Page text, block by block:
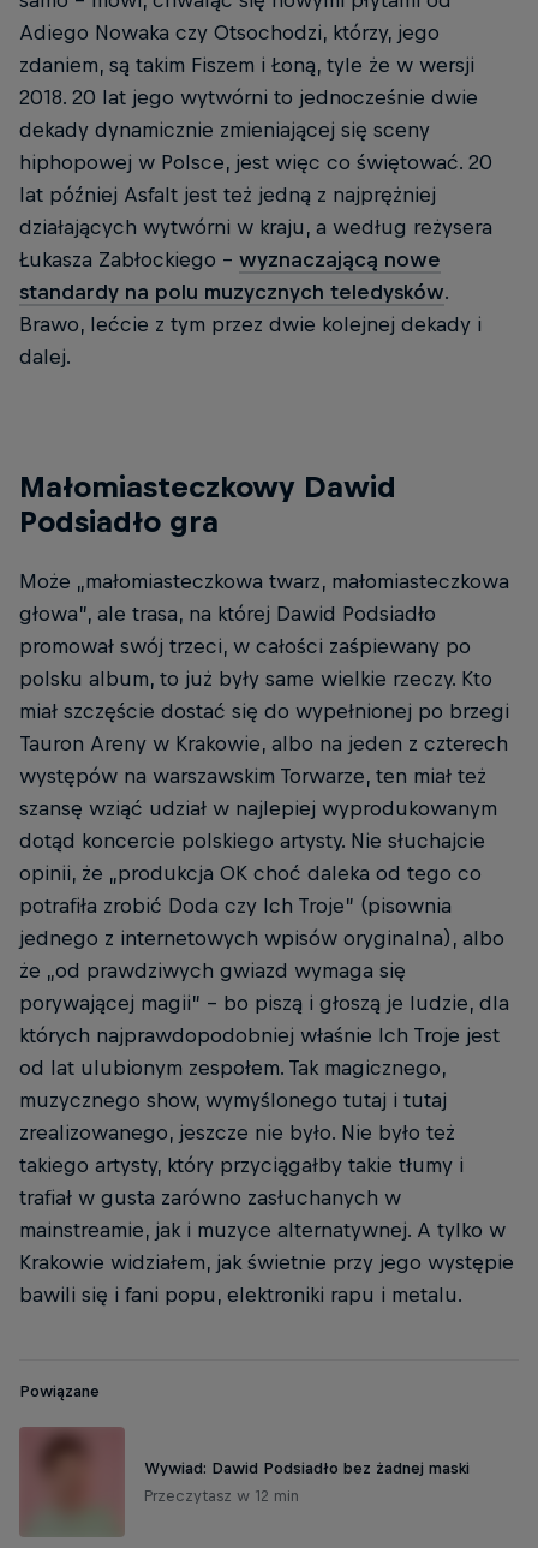
Adiego Nowaka czy Otsochodzi, którzy, jego
zdaniem, są takim Fiszem i Łoną, tyle że w wersji
2018. 20 lat jego wytwórni to jednocześnie dwie
dekady dynamicznie zmieniającej się sceny
hiphopowej w Polsce, jest więc co świętować. 20
lat później Asfalt jest też jedną z najprężniej
działających wytwórni w kraju, a według reżysera
Łukasza Zabłockiego – wyznaczającą nowe
standardy na polu muzycznych teledysków.
Brawo, lećcie z tym przez dwie kolejnej dekady i
dalej.
Małomiasteczkowy Dawid
Podsiadło gra
Może „małomiasteczkowa twarz, małomiasteczkowa
głowa”, ale trasa, na której Dawid Podsiadło
promował swój trzeci, w całości zaśpiewany po
polsku album, to już były same wielkie rzeczy. Kto
miał szczęście dostać się do wypełnionej po brzegi
Tauron Areny w Krakowie, albo na jeden z czterech
występów na warszawskim Torwarze, ten miał też
szansę wziąć udział w najlepiej wyprodukowanym
dotąd koncercie polskiego artysty. Nie słuchajcie
opinii, że „produkcja OK choć daleka od tego co
potrafiła zrobić Doda czy Ich Troje” (pisownia
jednego z internetowych wpisów oryginalna), albo
że „od prawdziwych gwiazd wymaga się
porywającej magii” – bo piszą i głoszą je ludzie, dla
których najprawdopodobniej właśnie Ich Troje jest
od lat ulubionym zespołem. Tak magicznego,
muzycznego show, wymyślonego tutaj i tutaj
zrealizowanego, jeszcze nie było. Nie było też
takiego artysty, który przyciągałby takie tłumy i
trafiał w gusta zarówno zasłuchanych w
mainstreamie, jak i muzyce alternatywnej. A tylko w
Krakowie widziałem, jak świetnie przy jego występie
bawili się i fani popu, elektroniki rapu i metalu.
Powiązane
Wywiad: Dawid Podsiadło bez żadnej maski
Przeczytasz w 12 min